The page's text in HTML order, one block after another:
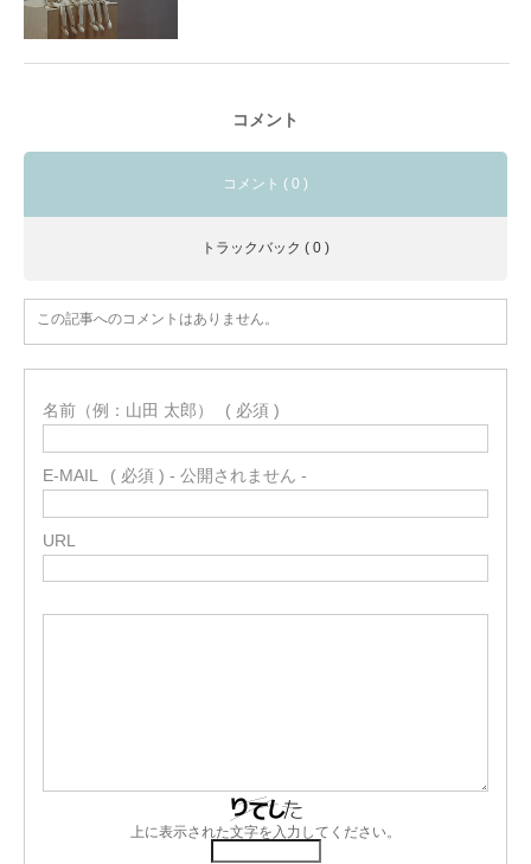
コメント
コメント ( 0 )
トラックバック ( 0 )
この記事へのコメントはありません。
名前（例：山田 太郎） ( 必須 )
E-MAIL ( 必須 ) - 公開されません -
URL
上に表示された文字を入力してください。